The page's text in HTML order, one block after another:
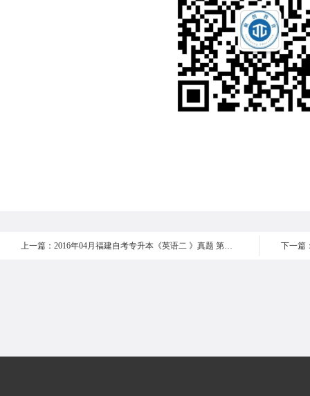
上一篇：2016年04月福建自考专升本《英语二 》真题 第七部分